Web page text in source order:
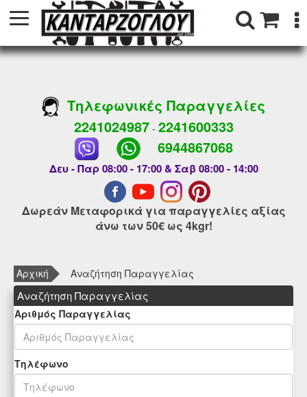
Τηλεφωνικές Παραγγελίες
2241024987- 2241600333
6944867068
Δευ - Παρ 08:00 - 17:00 & Σαβ 08:00 - 14:00
Δωρεάν Μεταφορικά για παραγγελίες αξίας
άνω των 50€ ως 4kgr!
Αρχική Αναζήτηση Παραγγελίας
Αναζήτηση Παραγγελίας
Αριθμός Παραγγελίας
Tηλέφωνο